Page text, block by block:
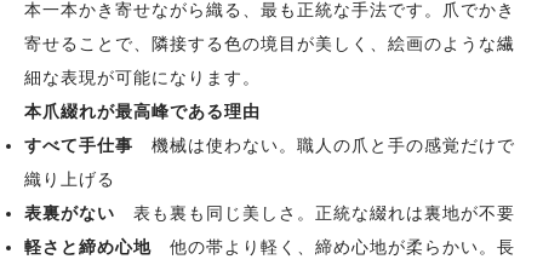
本一本かき寄せながら織る、最も正統な手法です。爪でかき
寄せることで、隣接する色の境目が美しく、絵画のような繊
細な表現が可能になります。
本爪綴れが最高峰である理由
すべて手仕事 機械は使わない。職人の爪と手の感覚だけで
織り上げる
表裏がない 表も裏も同じ美しさ。正統な綴れは裏地が不要
軽さと締め心地 他の帯より軽く、締め心地が柔らかい。長